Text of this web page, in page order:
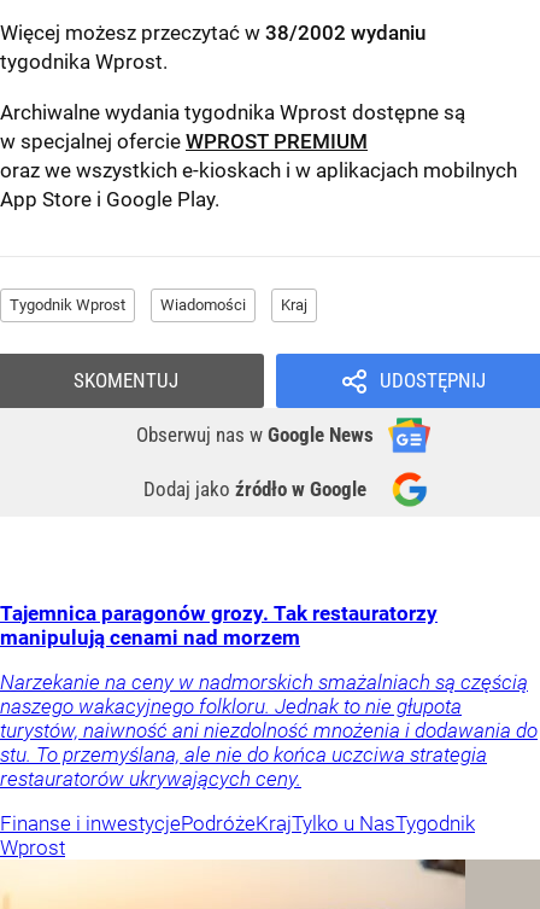
Więcej możesz przeczytać w 38/2002 wydaniu
tygodnika Wprost.
Archiwalne wydania tygodnika Wprost dostępne są
w specjalnej ofercie WPROST PREMIUM
oraz we wszystkich e-kioskach i w aplikacjach mobilnych
App Store i Google Play.
Tygodnik Wprost Wiadomości Kraj
UDOSTĘPNIJ
Obserwuj nas w Google News
Dodaj jako źródło w Google
SKOMENTUJ
Tajemnica paragonów grozy. Tak restauratorzy
manipulują cenami nad morzem
Narzekanie na ceny w nadmorskich smażalniach są częścią
naszego wakacyjnego folkloru. Jednak to nie głupota
turystów, naiwność ani niezdolność mnożenia i dodawania do
stu. To przemyślana, ale nie do końca uczciwa strategia
restauratorów ukrywających ceny.
Finanse i inwestycjePodróżeKrajTylko u NasTygodnik
Wprost